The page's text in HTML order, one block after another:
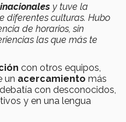
y tuve la
diferentes culturas. Hubo
de horarios, sin
las que más te
con otros equipos,
un acercamiento más
con desconocidos,
y en una lengua